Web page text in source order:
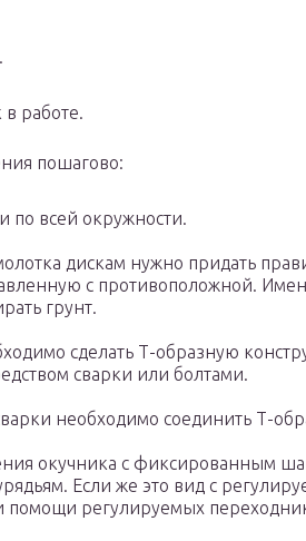
работе.
пошагово:
по всей окружности.
дискам нужно придать
с противоположной.
грунт.
сделать Т-образную
сварки или болтами.
необходимо соединить Т-
окучника с фиксированным
Если же это вид с
помощи регулируемых